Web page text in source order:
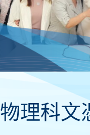
物理科文